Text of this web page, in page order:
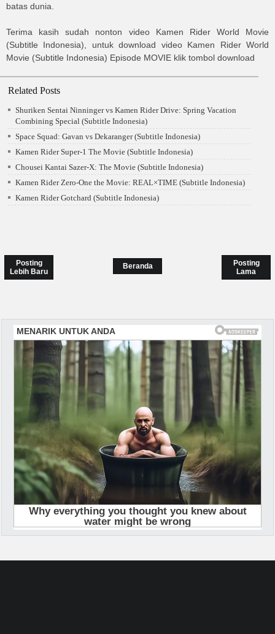
batas dunia.
Terima kasih sudah nonton video Kamen Rider World Movie
(Subtitle Indonesia) , untuk download video Kamen Rider World
Movie (Subtitle Indonesia) Episode MOVIE klik tombol download
Related Posts
Shuriken Sentai Ninninger vs Kamen Rider Drive: Spring Vacation
Combining Special (Subtitle Indonesia)
Space Squad: Gavan vs Dekaranger (Subtitle Indonesia)
Kamen Rider Super-1 The Movie (Subtitle Indonesia)
Chousei Kantai Sazer-X: The Movie (Subtitle Indonesia)
Kamen Rider Zero-One the Movie: REAL×TIME (Subtitle Indonesia)
Kamen Rider Gotchard (Subtitle Indonesia)
Posting
Lebih Baru
Posting
Lama
Beranda